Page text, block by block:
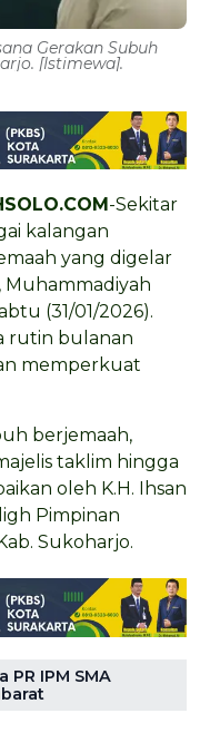
Gerakan Subuh
[Istimewa].
-Sekitar
kalangan
yang digelar
Muhammadiyah
(31/01/2026).
rutin bulanan
memperkuat
berjemaah,
taklim hingga
oleh K.H. Ihsan
Pimpinan
Sukoharjo.
IPM SMA